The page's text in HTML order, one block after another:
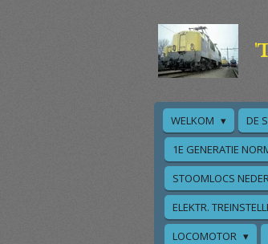
WELKOM DE
1E GENERATIE
STOOMLOCS
ELEKTR.
LOCOMOTOR